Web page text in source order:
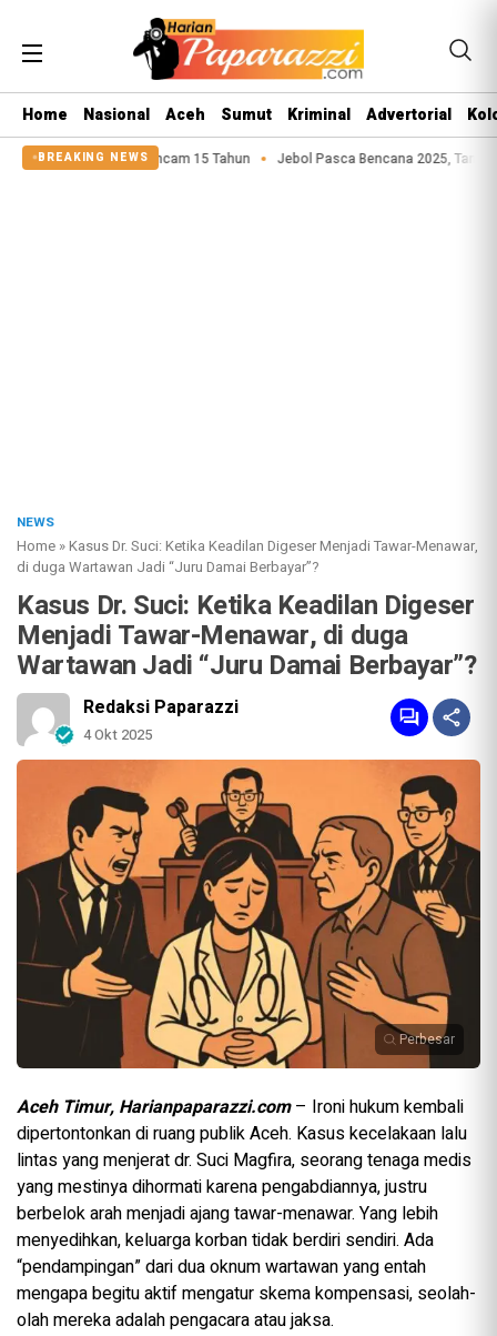
Home Nasional Aceh Sumut Kriminal Advertorial
BREAKING NEWS
Terancam 15 Tahun Jebol Pasca Bencana 2025, Tanggul Sungai
NEWS
Home »Kasus Dr. Suci: Ketika Keadilan Digeser Menjadi Tawar-Menawar,
di duga Wartawan Jadi “Juru Damai Berbayar”?
Kasus Dr. Suci: Ketika Keadilan Digeser
Menjadi Tawar-Menawar, di duga
Wartawan Jadi “Juru Damai Berbayar”?
Redaksi Paparazzi
4 Okt 2025
Perbesar
Aceh Timur, Harianpaparazzi.com– Ironi hukum kembali
dipertontonkan di ruang publik Aceh. Kasus kecelakaan lalu
lintas yang menjerat dr. Suci Magfira, seorang tenaga medis
yang mestinya dihormati karena pengabdiannya, justru
berbelok arah menjadi ajang tawar-menawar. Yang lebih
menyedihkan, keluarga korban tidak berdiri sendiri. Ada
“pendampingan” dari dua oknum wartawan yang entah
mengapa begitu aktif mengatur skema kompensasi, seolah-
olah mereka adalah pengacara atau jaksa.